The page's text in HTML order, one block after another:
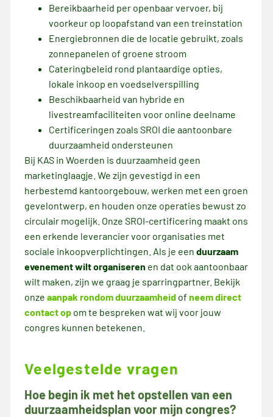
Bereikbaarheid per openbaar vervoer, bij
voorkeur op loopafstand van een treinstation
Energiebronnen die de locatie gebruikt, zoals
zonnepanelen of groene stroom
Cateringbeleid rond plantaardige opties,
lokale inkoop en voedselverspilling
Beschikbaarheid van hybride en
livestreamfaciliteiten voor online deelname
Certificeringen zoals SROI die aantoonbare
duurzaamheid ondersteunen
Bij KAS in Woerden is duurzaamheid geen
marketinglaagje. We zijn gevestigd in een
herbestemd kantoorgebouw, werken met een groen
gevelontwerp, en houden onze operaties bewust zo
circulair mogelijk. Onze SROI-certificering maakt ons
een erkende leverancier voor organisaties met
sociale inkoopverplichtingen. Als je eenduurzaam
evenement wilt organiseren en dat ook aantoonbaar
wilt maken, zijn we graag je sparringpartner. Bekijk
onzeaanpak rondom duurzaamheid ofneem direct
contact op om te bespreken wat wij voor jouw
congres kunnen betekenen.
Veelgestelde vragen
Hoe begin ik met het opstellen van een
duurzaamheidsplan voor mijn congres?